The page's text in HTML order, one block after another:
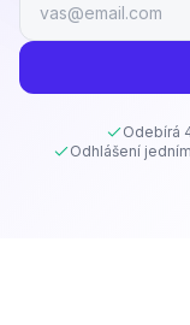
Odebírá
Odhlášení